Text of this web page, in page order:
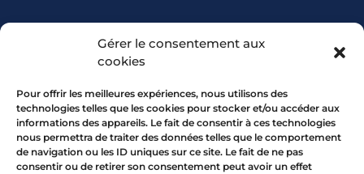
Gérer le consentement aux
cookies
Pour offrir les meilleures expériences, nous utilisons des
technologies telles que les cookies pour stocker et/ou accéder aux
informations des appareils. Le fait de consentir à ces technologies
nous permettra de traiter des données telles que le comportement
de navigation ou les ID uniques sur ce site. Le fait de ne pas
consentir ou de retirer son consentement peut avoir un effet